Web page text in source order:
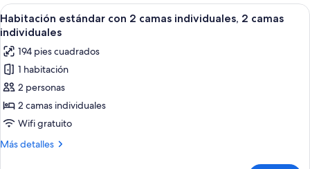
cama
Queen
Abrir
todas
las
fotos
de
Habitación
estándar
con
2
Habitación de hotel con dos camas,
9
Habitación estándar con 2 camas individuales, 2 camas
individuales
194 pies cuadrados
1 habitación
2 personas
2 camas individuales
Wifi gratuito
Más detalles
Más